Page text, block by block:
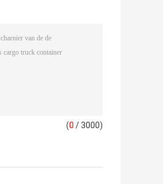
(0 / 3000)